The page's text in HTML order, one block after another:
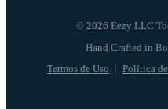
© 2026 Eezy LLC
Termos de Uso Política